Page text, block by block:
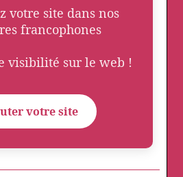
votre site dans nos
francophones
visibilité sur le web !
votre site